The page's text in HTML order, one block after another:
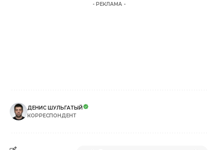
- РЕКЛАМА -
ДЕНИС ШУЛЬГАТЫЙ
КОРРЕСПОНДЕНТ